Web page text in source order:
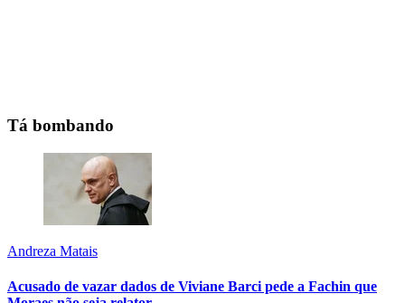
Tá bombando
Andreza Matais
Acusado de vazar dados de Viviane Barci pede a Fachin que